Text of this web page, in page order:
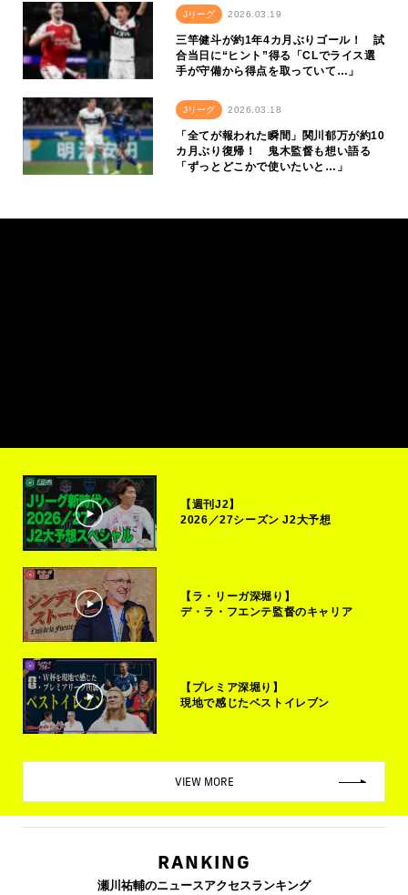
Jリーグ 2026.03.19
三竿健斗が約1年4カ月ぶりゴール！ 試
合当日に“ヒント”得る「CLでライス選
手が守備から得点を取っていて…」
Jリーグ 2026.03.18
「全てが報われた瞬間」関川郁万が約10
カ月ぶり復帰！ 鬼木監督も想い語る
「ずっとどこかで使いたいと…」
【週刊J2】
2026／27シーズン J2大予想
【ラ・リーガ深堀り】
デ・ラ・フエンテ監督のキャリア
【プレミア深堀り】
現地で感じたベストイレブン
VIEW MORE
RANKING
瀬川祐輔のニュースアクセスランキング